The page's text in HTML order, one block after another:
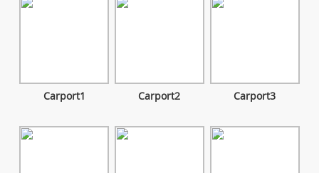
Carport1 Carport2 Carport3